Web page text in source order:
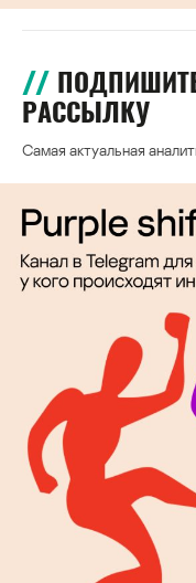
РАССЫЛКУ
Самая актуальная